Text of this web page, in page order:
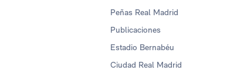
Peñas Real Madrid
Publicaciones
Estadio Bernabéu
Ciudad Real Madrid